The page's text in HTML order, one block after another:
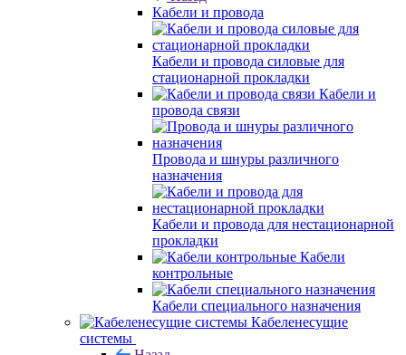
Кабели и провода
Кабели и провода силовые для
стационарной прокладки
Кабели и
провода связи
Провода и шнуры различного
назначения
Кабели и провода для нестационарной
прокладки
Кабели
контрольные
Кабели специального назначения
Кабеленесущие
системы